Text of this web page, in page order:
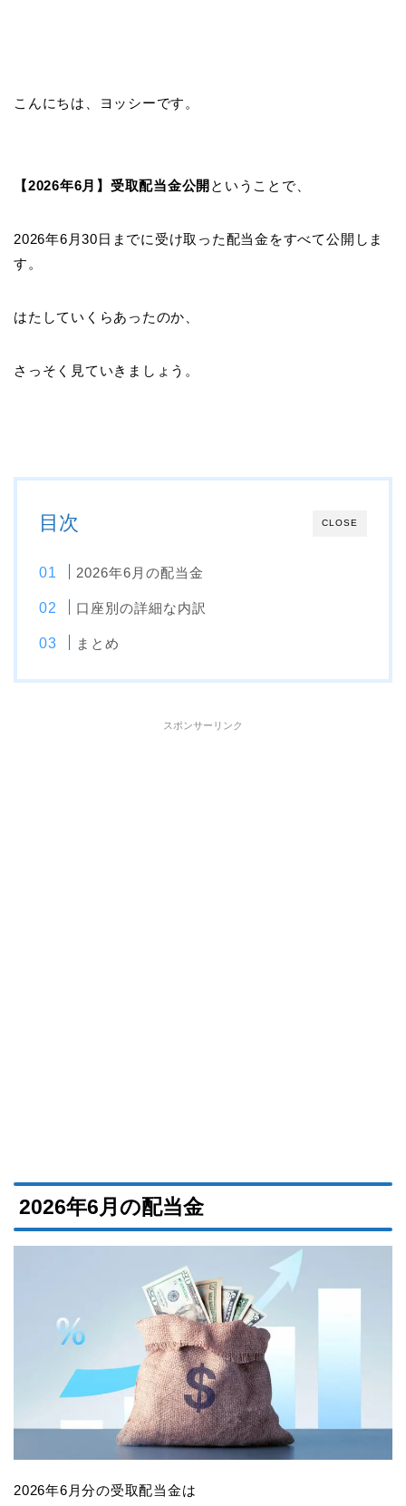
こんにちは、ヨッシーです。
【2026年6月】受取配当金公開 ということで、
2026年6月30日までに受け取った配当金をすべて公開しま
す。
はたしていくらあったのか、
さっそく見ていきましょう。
CLOSE
目次
2026年6月の配当金
口座別の詳細な内訳
まとめ
スポンサーリンク
2026年6月の配当金
2026年6月分の受取配当金は